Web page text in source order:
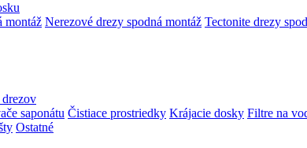
montáž Nerezové drezy spodná montáž Tectonite drezy
drezov
saponátu Čistiace prostriedky Krájacie dosky Filtre na
Ostatné